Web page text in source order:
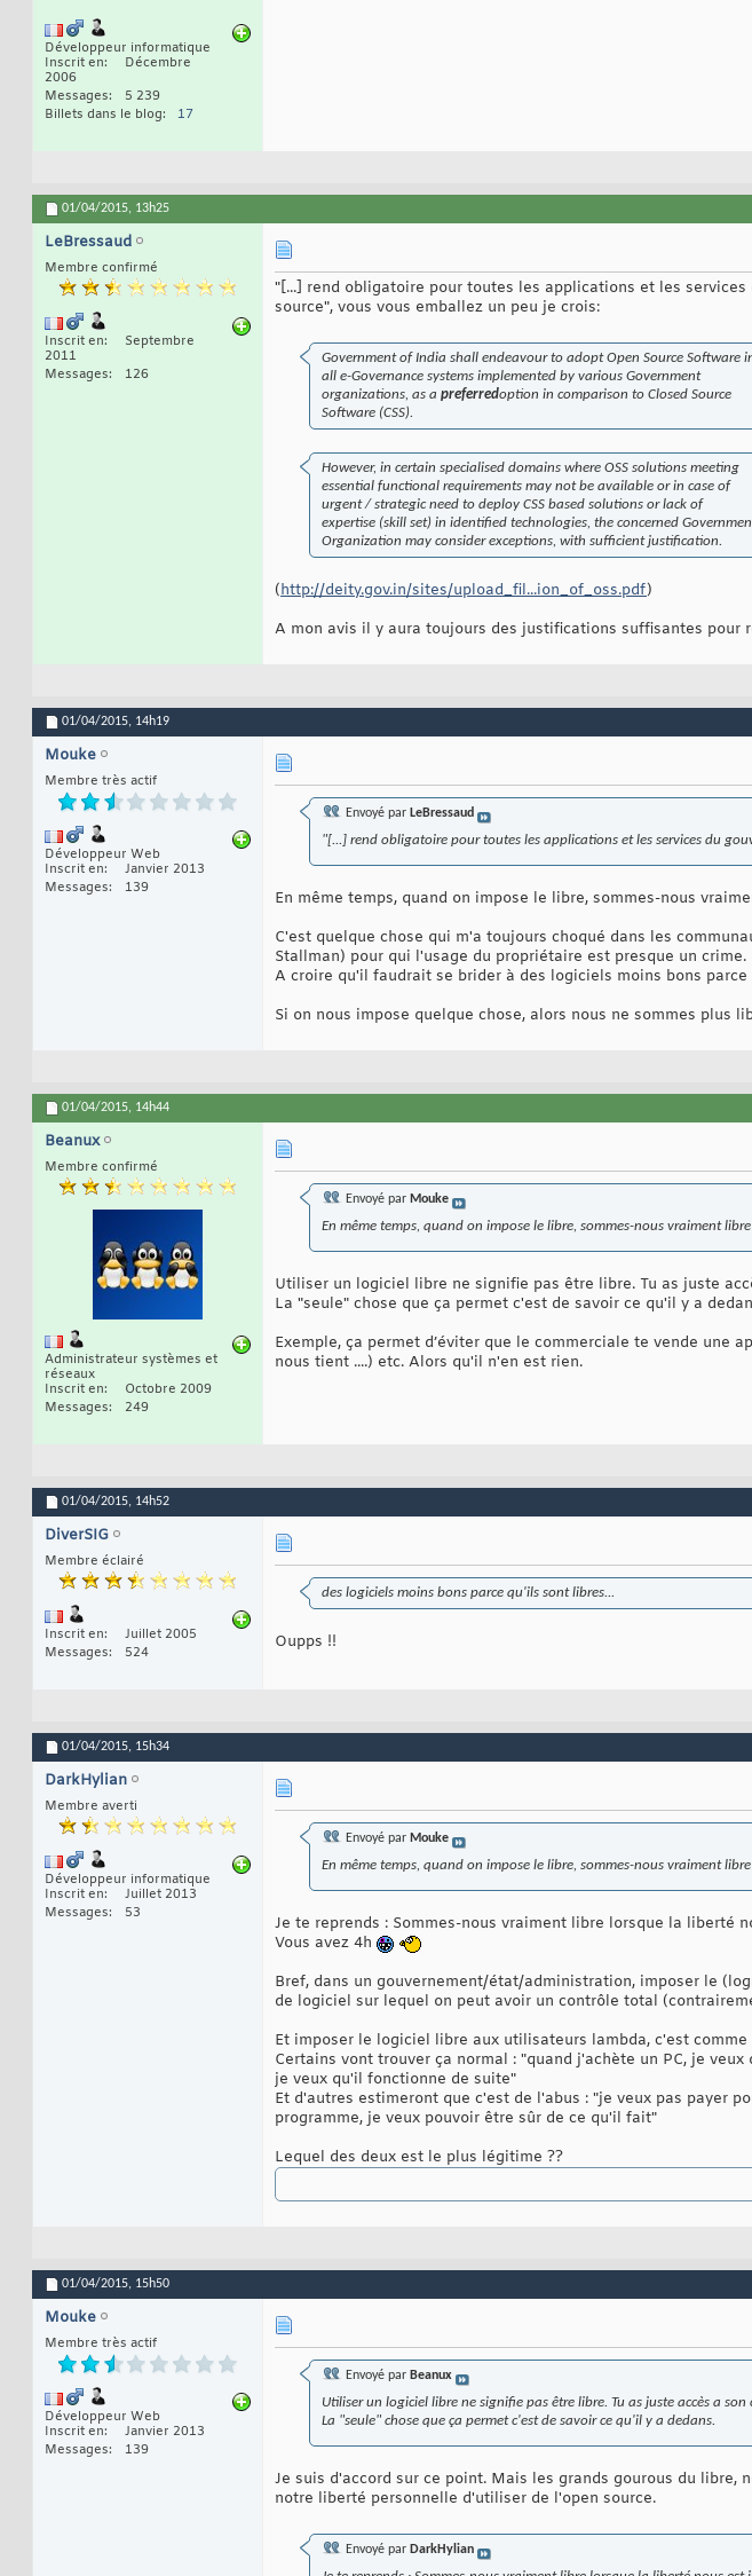
Développeur informatique
Inscrit en
Décembre
2006
Messages
5 239
Billets dans le blog
17
01/04/2015, 13h25
LeBressaud
Membre confirmé
Inscrit en
Septembre
2011
Messages
126
"[...] rend obligatoire pour toutes les applications et les
source", vous vous emballez un peu je crois:
Government of India shall endeavour to adopt Open Source Software
all e-Governance systems implemented by various Government
organizations, as a preferredoption in comparison to Closed Source
Software (CSS).
However, in certain specialised domains where OSS solutions meeting
essential functional requirements may not be available or in case of
urgent / strategic need to deploy CSS based solutions or lack of
expertise (skill set) in identified technologies, the concerned
Organization may consider exceptions, with sufficient justification.
(http://deity.gov.in/sites/upload_fil...ion_of_oss.pdf)
A mon avis il y aura toujours des justifications suffisantes pour
01/04/2015, 14h19
Mouke
Membre très actif
Développeur Web
Inscrit en
Janvier 2013
Messages
139
Envoyé par LeBressaud
"[...] rend obligatoire pour toutes les applications et les services du
En même temps, quand on impose le libre, sommes-nous
C'est quelque chose qui m'a toujours choqué dans les
Stallman) pour qui l'usage du propriétaire est presque un crime.
A croire qu'il faudrait se brider à des logiciels moins bons parce
Si on nous impose quelque chose, alors nous ne sommes
01/04/2015, 14h44
Beanux
Membre confirmé
Administrateur systèmes et
réseaux
Inscrit en
Octobre 2009
Messages
249
Envoyé par Mouke
En même temps, quand on impose le libre, sommes-nous vraiment
Utiliser un logiciel libre ne signifie pas être libre. Tu as juste
La "seule" chose que ça permet c'est de savoir ce qu'il y a
Exemple, ça permet d’éviter que le commerciale te vende une
nous tient ....) etc. Alors qu'il n'en est rien.
01/04/2015, 14h52
DiverSIG
Membre éclairé
Inscrit en
Juillet 2005
Messages
524
des logiciels moins bons parce qu'ils sont libres...
Oupps !!
01/04/2015, 15h34
DarkHylian
Membre averti
Développeur informatique
Inscrit en
Juillet 2013
Messages
53
Envoyé par Mouke
En même temps, quand on impose le libre, sommes-nous vraiment
Je te reprends : Sommes-nous vraiment libre lorsque la liberté
Vous avez 4h
Bref, dans un gouvernement/état/administration, imposer le
de logiciel sur lequel on peut avoir un contrôle total
Et imposer le logiciel libre aux utilisateurs lambda, c'est
Certains vont trouver ça normal : "quand j'achète un PC, je
je veux qu'il fonctionne de suite"
Et d'autres estimeront que c'est de l'abus : "je veux pas payer
programme, je veux pouvoir être sûr de ce qu'il fait"
Lequel des deux est le plus légitime ??
01/04/2015, 15h50
Mouke
Membre très actif
Développeur Web
Inscrit en
Janvier 2013
Messages
139
Envoyé par Beanux
Utiliser un logiciel libre ne signifie pas être libre. Tu as juste accès a son
La "seule" chose que ça permet c'est de savoir ce qu'il y a dedans.
Je suis d'accord sur ce point. Mais les grands gourous du
notre liberté personnelle d'utiliser de l'open source.
Envoyé par DarkHylian